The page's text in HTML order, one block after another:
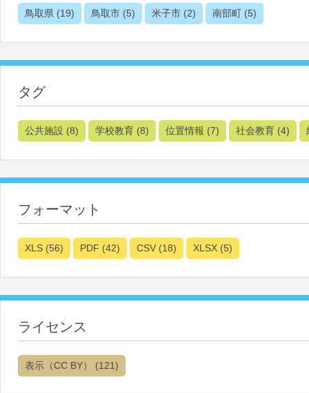
鳥取県 (19) 鳥取市 (5) 米子市 (2) 南部町 (5)
タグ
公共施設 (8) 学校教育 (8) 位置情報 (7) 社会教育 (4)
フォーマット
XLS (56) PDF (42) CSV (18) XLSX (5)
ライセンス
表示（CC BY） (121)